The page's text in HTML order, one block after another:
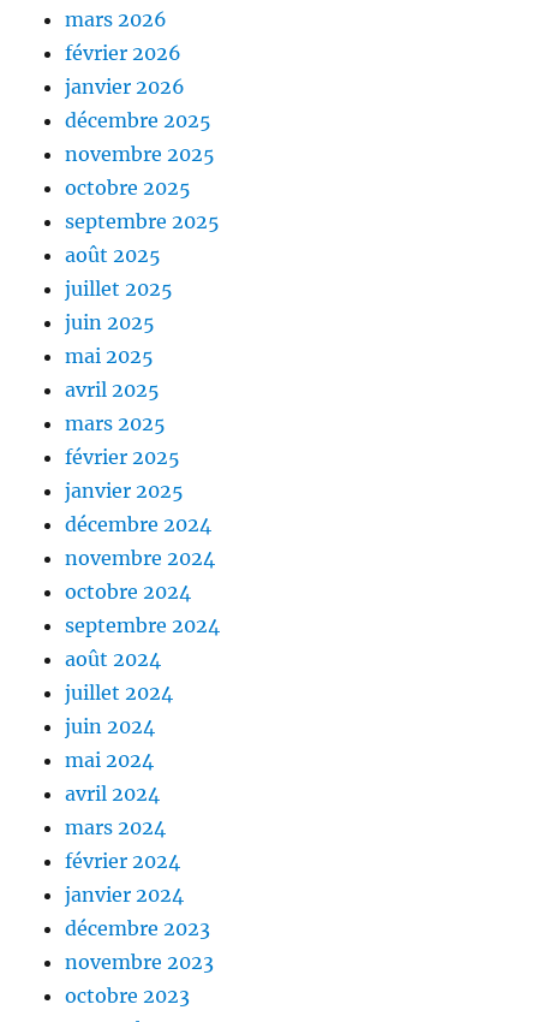
mars 2026
février 2026
janvier 2026
décembre 2025
novembre 2025
octobre 2025
septembre 2025
août 2025
juillet 2025
juin 2025
mai 2025
avril 2025
mars 2025
février 2025
janvier 2025
décembre 2024
novembre 2024
octobre 2024
septembre 2024
août 2024
juillet 2024
juin 2024
mai 2024
avril 2024
mars 2024
février 2024
janvier 2024
décembre 2023
novembre 2023
octobre 2023